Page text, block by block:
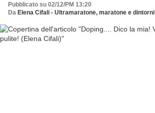
Pubblicato su 02/12/PM 13:20
Da Elena Cifali - Ultramaratone, maratone e dintorni